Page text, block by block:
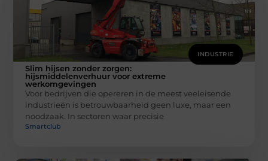
INDUSTRIE
Slim hijsen zonder zorgen:
hijsmiddelenverhuur voor extreme
werkomgevingen
Voor bedrijven die opereren in de meest veeleisende
industrieën is betrouwbaarheid geen luxe, maar een
noodzaak. In sectoren waar precisie
Smartclub